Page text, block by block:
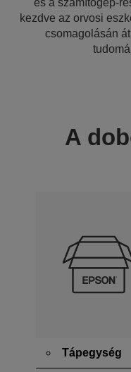
és a számítógép-
kezdve az orvosi
csomagolásán
A
Tápegység